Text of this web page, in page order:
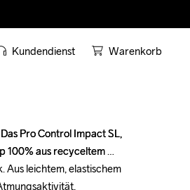
Kundendienst Warenkorb
Pro Control Impact SL,
100% aus recyceltem
Aus leichtem, elastischem
Pro Control Impact SL,
100% aus recyceltem
Aus leichtem, elastischem